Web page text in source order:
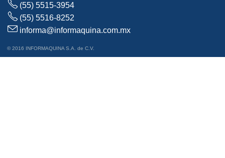
(55) 5515-3954
(55) 5516-8252
informa@informaquina.com.mx
© 2016 INFORMAQUINA S.A. de C.V.